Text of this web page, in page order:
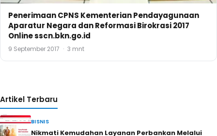
Penerimaan CPNS Kementerian Pendayagunaan
Aparatur Negara dan Reformasi Birokrasi 2017
Online sscn.bkn.go.id
9 September 2017 · 3 mnt
Artikel Terbaru
BISNIS
Nikmati Kemudahan Layanan Perbankan Melalui